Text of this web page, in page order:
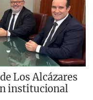
Los Alcázares
institucional